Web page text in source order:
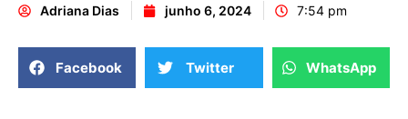
Adriana Dias junho 6, 2024 7:54 pm
Facebook Twitter WhatsApp